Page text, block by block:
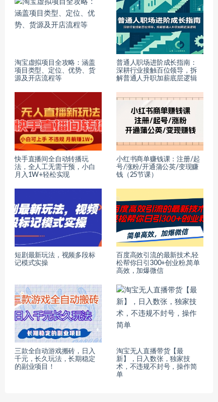
淘宝虚拟项目全攻略：涵盖
项目类型、定位、优势、货
源及开店流程等
普通人职场进阶成长指南：
深耕行业接触百位领导，拆
解普通人升职加薪底层逻辑
快手直播间全自动转播玩
法，全人工无需干预，小白
月入1W+轻松实现
小红书商单赚钱课：注册/起
号/涨粉/开通蒲公英/变现赚
钱（25节课）
短剧最新玩法，视频多段标
记模式实操
百度高效引流的最新技术,轻
松帮你日引300+创业粉,简单
高效，加爆微信
三款全自动游戏搬砖，日入
千元，长久玩法，长期稳定
的副业项目！
淘宝无人直播带货【最
新】，日入数张，独家技
术，不违规不封号，操作简
单